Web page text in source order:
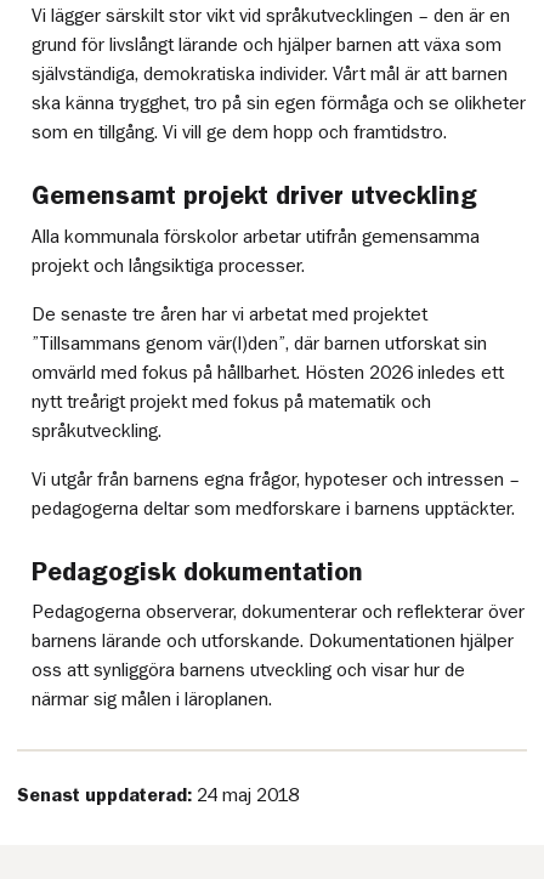
Vi lägger särskilt stor vikt vid språkutvecklingen – den är en
grund för livslångt lärande och hjälper barnen att växa som
självständiga, demokratiska individer. Vårt mål är att barnen
ska känna trygghet, tro på sin egen förmåga och se olikheter
som en tillgång. Vi vill ge dem hopp och framtidstro.
Gemensamt projekt driver utveckling
Alla kommunala förskolor arbetar utifrån gemensamma
projekt och långsiktiga processer.
De senaste tre åren har vi arbetat med projektet
”Tillsammans genom vär(l)den”, där barnen utforskat sin
omvärld med fokus på hållbarhet. Hösten 2026 inledes ett
nytt treårigt projekt med fokus på matematik och
språkutveckling.
Vi utgår från barnens egna frågor, hypoteser och intressen –
pedagogerna deltar som medforskare i barnens upptäckter.
Pedagogisk dokumentation
Pedagogerna observerar, dokumenterar och reflekterar över
barnens lärande och utforskande. Dokumentationen hjälper
oss att synliggöra barnens utveckling och visar hur de
närmar sig målen i läroplanen.
Senast uppdaterad: 24 maj 2018